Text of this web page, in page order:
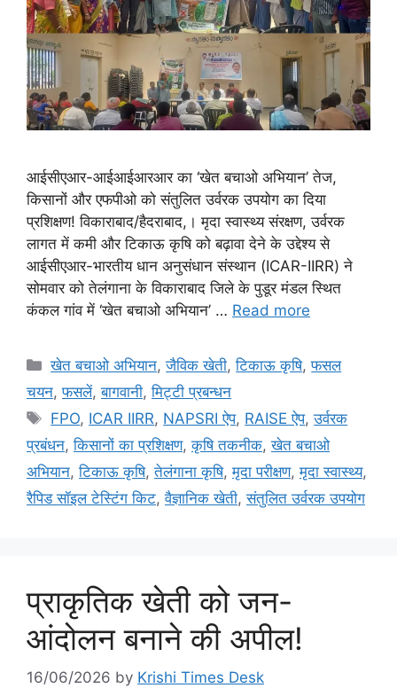
आईसीएआर-आईआईआरआर का ‘खेत बचाओ अभियान’ तेज,
किसानों और एफपीओ को संतुलित उर्वरक उपयोग का दिया
प्रशिक्षण! विकाराबाद/हैदराबाद,। मृदा स्वास्थ्य संरक्षण, उर्वरक
लागत में कमी और टिकाऊ कृषि को बढ़ावा देने के उद्देश्य से
आईसीएआर-भारतीय धान अनुसंधान संस्थान (ICAR-IIRR) ने
सोमवार को तेलंगाना के विकाराबाद जिले के पुडूर मंडल स्थित
कंकल गांव में ‘खेत बचाओ अभियान’ … Read more
खेत बचाओ अभियान,जैविक खेती,टिकाऊ कृषि,फसल
चयन,फसलें,बागवानी,मि‌ट्टी प्रबन्धन
FPO, ICAR IIRR, NAPSRI ऐप, RAISE ऐप,उर्वरक
प्रबंधन,किसानों का प्रशिक्षण,कृषि तकनीक,खेत बचाओ
अभियान,टिकाऊ कृषि,तेलंगाना कृषि,मृदा परीक्षण,मृदा स्वास्थ्य,
रैपिड सॉइल टेस्टिंग किट,वैज्ञानिक खेती,संतुलित उर्वरक उपयोग
प्राकृतिक खेती को जन-
आंदोलन बनाने की अपील!
16/06/2026 by Krishi Times Desk